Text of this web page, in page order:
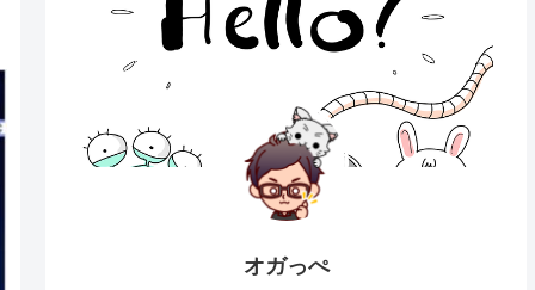
オガっぺ